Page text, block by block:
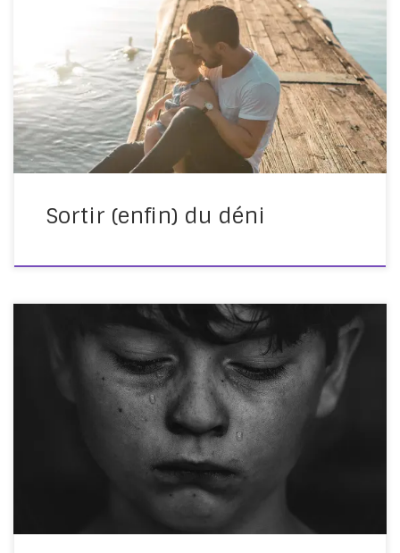
Après la «liberté d’importuner», celle de corriger ? C’est
le titre de la tribune publiée le 15 février 2018, suite à la
une de Libération du 7 février sur l’éducation non
violente. Libération nous donnait à lire des articles tels
que Éduquer sans punir, le graal de parents dépassés,
ou […]
Sortir (enfin) du déni
Parce que… Crier, frapper, faire du chantage, pincer,
gifler, tirer les cheveux ou les oreilles, humilier, donner
une fessée, punir, priver, minimiser ses émotions,
insulter… c’est marquer son enfant pour longtemps. La
Fondation pour l’Enfance a lancé une campagne de
prévention des violences éducatives ordinaires,
diffusée depuis le 23 janvier 2018 […]